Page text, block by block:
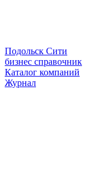
Подольск Сити
бизнес справочник
Каталог компаний
Журнал